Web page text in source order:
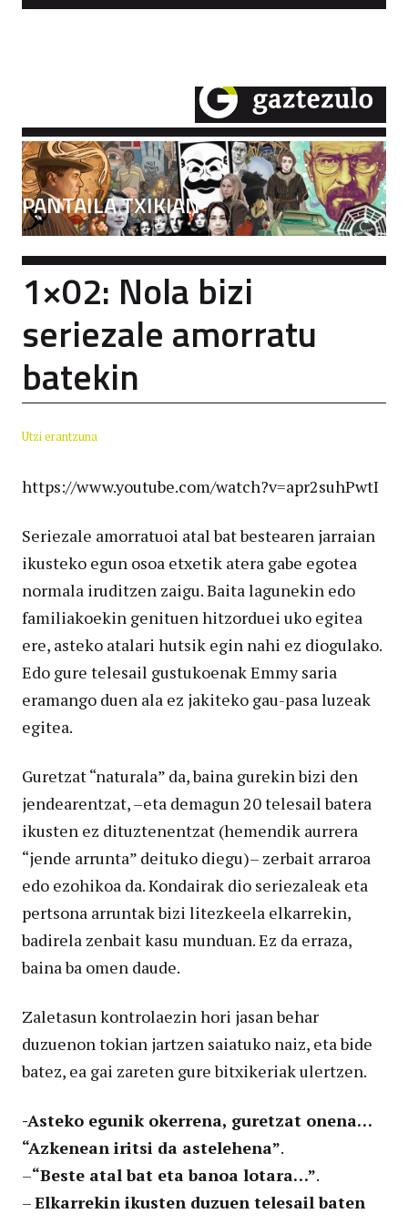
PANTAILA TXIKIAN
1×02: Nola bizi
seriezale amorratu
batekin
Utzi erantzuna
https://www.youtube.com/watch?v=apr2suhPwtI
Seriezale amorratuoi atal bat bestearen jarraian
ikusteko egun osoa etxetik atera gabe egotea
normala iruditzen zaigu. Baita lagunekin edo
familiakoekin genituen hitzorduei uko egitea
ere, asteko atalari hutsik egin nahi ez diogulako.
Edo gure telesail gustukoenak Emmy saria
eramango duen ala ez jakiteko gau-pasa luzeak
egitea.
Guretzat “naturala” da, baina gurekin bizi den
jendearentzat, –eta demagun 20 telesail batera
ikusten ez dituztenentzat (hemendik aurrera
“jende arrunta” deituko diegu)– zerbait arraroa
edo ezohikoa da. Kondairak dio seriezaleak eta
pertsona arruntak bizi litezkeela elkarrekin,
badirela zenbait kasu munduan. Ez da erraza,
baina ba omen daude.
Zaletasun kontrolaezin hori jasan behar
duzuenon tokian jartzen saiatuko naiz, eta bide
batez, ea gai zareten gure bitxikeriak ulertzen.
-Asteko egunik okerrena, guretzat onena…
“Azkenean iritsi da astelehena”.
–“Beste atal bat eta banoa lotara…”.
–Elkarrekin ikusten duzuen telesail baten